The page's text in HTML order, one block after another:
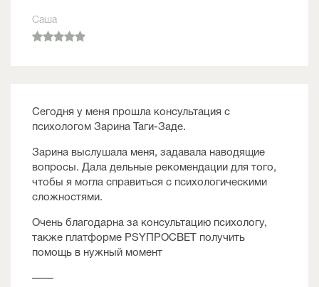
Саша
Сегодня у меня прошла консультация с
психологом Зарина Таги-Заде.
Зарина выслушала меня, задавала наводящие
вопросы. Дала дельные рекомендации для того,
чтобы я могла справиться с психологическими
сложностями.
Очень благодарна за консультацию психологу,
также платформе PSYПРОСВЕТ получить
помощь в нужный момент
——